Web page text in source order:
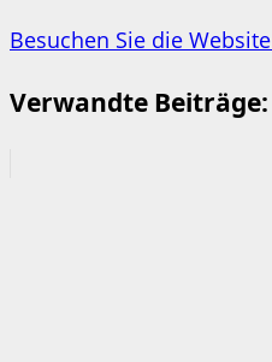
Besuchen Sie die Website
Verwandte Beiträge: